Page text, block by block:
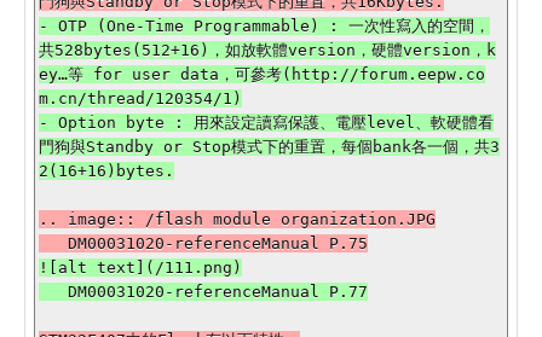
- OTP (One-Time Programmable) : 一次性寫入的空間，
共528bytes(512+16)，如放軟體version，硬體version，k
ey…等 for user data，可參考(http://forum.eepw.co
m.cn/thread/120354/1)
- Option byte : 用來設定讀寫保護、電壓level、軟硬體看
門狗與Standby or Stop模式下的重置，每個bank各一個，共3
.. image:: /flash module organization.JPG
![alt text](/111.png)